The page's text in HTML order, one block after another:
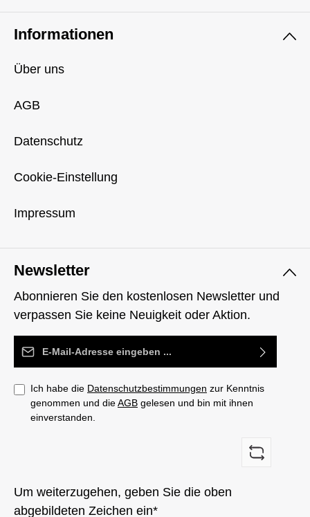
Newsletter
Abonnieren Sie den kostenlosen Newsletter und
verpassen Sie keine Neuigkeit oder Aktion.
E-Mail-Adresse*
Ich habe die Datenschutzbestimmungen zur Kenntnis
genommen und dieAGB gelesen und bin mit ihnen
einverstanden.
Um weiterzugehen, geben Sie die oben
abgebildeten Zeichen ein*
Informationen
Über uns
AGB
Datenschutz
Cookie-Einstellung
Impressum